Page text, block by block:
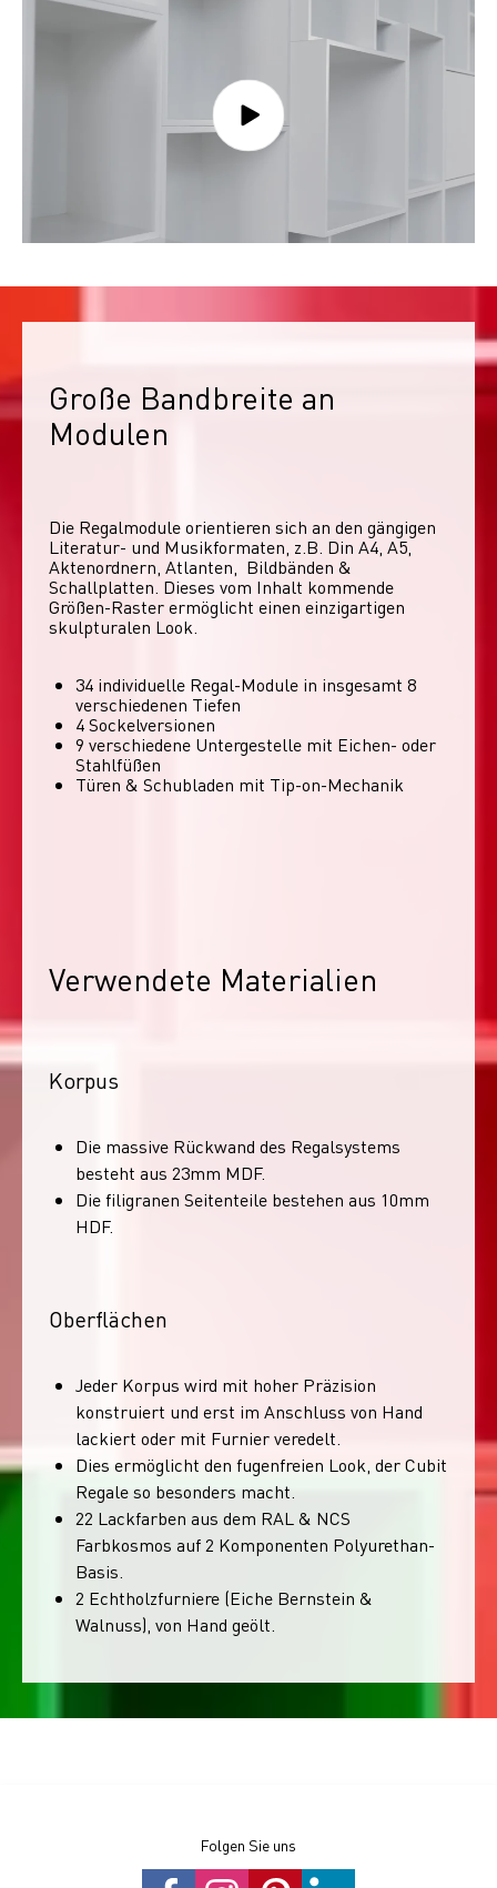
Große Bandbreite an
Modulen
Die Regalmodule orientieren sich an den gängigen
Literatur- und Musikformaten, z.B. Din A4, A5,
Aktenordnern, Atlanten,  Bildbänden &
Schallplatten. Dieses vom Inhalt kommende
Größen-Raster ermöglicht einen einzigartigen
skulpturalen Look.
34 individuelle Regal-Module​ in insgesamt 8
verschiedenen Tiefen
4 Sockelversionen​
9 verschiedene Untergestelle mit Eichen- oder
Stahlfüßen
Türen & Schubladen mit Tip-on-Mechanik
Verwendete Materialien
Korpus
Die massive Rückwand des Regalsystems
besteht aus 23mm MDF.
Die filigranen Seitenteile bestehen aus 10mm
HDF.
Oberflächen
Jeder Korpus wird mit hoher Präzision
konstruiert und erst im Anschluss von Hand
lackiert oder mit Furnier veredelt.
Dies ermöglicht den fugenfreien Look, der Cubit
Regale so besonders macht.
22 Lackfarben aus dem RAL & NCS
Farbkosmos auf 2 Komponenten Polyurethan-
Basis.
2 Echtholzfurniere (Eiche Bernstein &
Walnuss), von Hand geölt.
Folgen Sie uns